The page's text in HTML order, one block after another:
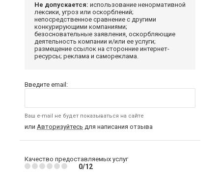
Не допускается: использование ненормативной
лексики, угроз или оскорблений;
непосредственное сравнение с другими
конкурирующими компаниями;
безосновательные заявления, оскорбляющие
деятельность компании и/или ее услуги;
размещение ссылок на сторонние интернет-
ресурсы; реклама и самореклама.
Введите email:
Ваш e-mail не будет показываться на сайте
или Авторизуйтесь для написания отзыва
Качество предоставляемых услуг
0/12